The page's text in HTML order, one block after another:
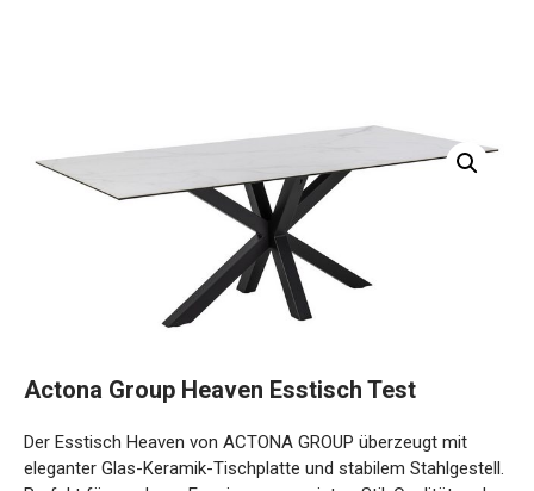
Actona Group Heaven Esstisch Test
Der Esstisch Heaven von ACTONA GROUP überzeugt mit
eleganter Glas-Keramik-Tischplatte und stabilem Stahlgestell.